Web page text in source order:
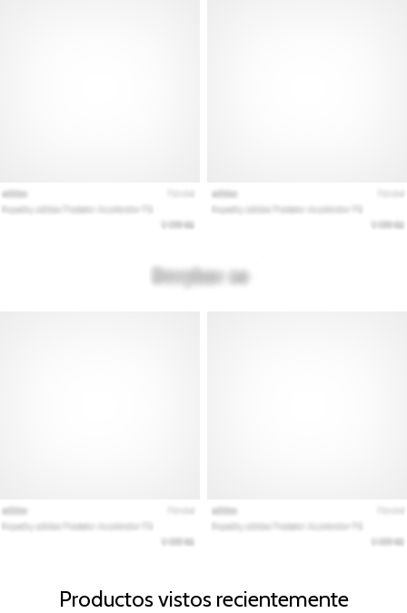
Productos vistos recientemente